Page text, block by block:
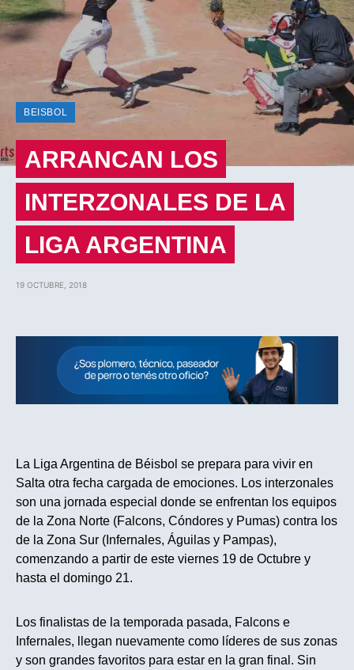
BEISBOL
ARRANCAN LOS
INTERZONALES DE LA
LIGA ARGENTINA
19 OCTUBRE, 2018
La Liga Argentina de Béisbol se prepara para vivir en
Salta otra fecha cargada de emociones. Los interzonales
son una jornada especial donde se enfrentan los equipos
de la Zona Norte (Falcons, Cóndores y Pumas) contra los
de la Zona Sur (Infernales, Águilas y Pampas),
comenzando a partir de este viernes 19 de Octubre y
hasta el domingo 21.
Los finalistas de la temporada pasada, Falcons e
Infernales, llegan nuevamente como líderes de sus zonas
y son grandes favoritos para estar en la gran final. Sin